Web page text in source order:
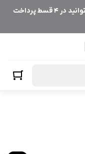
سفارش خود را با انتخاب درگاه اسنپ‌پی می‌توانید در ۴ قسط پرداخت